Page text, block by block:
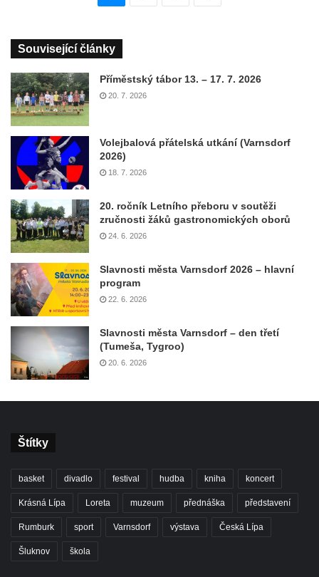
Související články
Příměstský tábor 13. – 17. 7. 2026
20. 7. 2026
Volejbalová přátelská utkání (Varnsdorf
2026)
18. 7. 2026
20. ročník Letního přeboru v soutěži
zručnosti žáků gastronomických oborů
24. 6. 2026
Slavnosti města Varnsdorf 2026 – hlavní
program
22. 6. 2026
Slavnosti města Varnsdorf – den třetí
(Tumeša, Tygroo)
20. 6. 2026
Štítky
basket divadlo festival hudba kniha koncert
Krásná Lípa Loreta muzeum přednáška představení
Rumburk sport Varnsdorf výstava Česká Lípa
Šluknov škola